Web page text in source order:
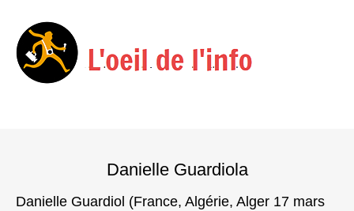
Danielle Guardiola
Danielle Guardiol (France, Algérie, Alger 17 mars